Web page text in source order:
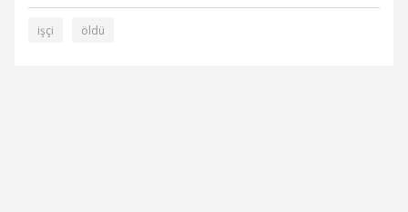
işçi öldü